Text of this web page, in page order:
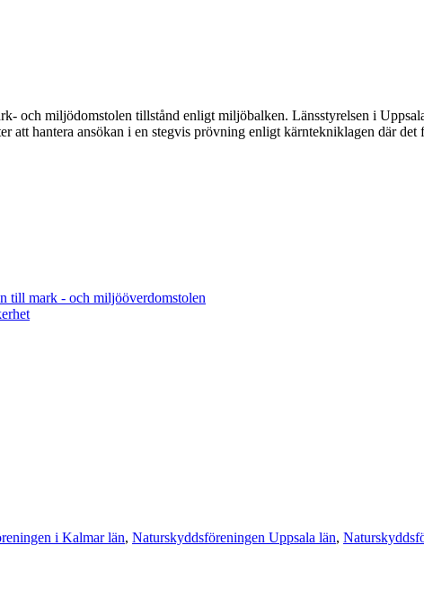
och miljödomstolen tillstånd enligt miljöbalken. Länsstyrelsen i
hantera ansökan i en stegvis prövning enligt kärntekniklagen där det
till mark - och miljööverdomstolen
i Kalmar län, Naturskyddsföreningen Uppsala län,